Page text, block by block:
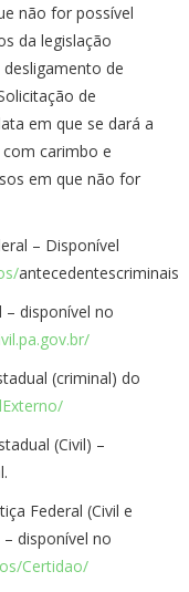
não for possível
da legislação
de
de
em que se dará a
carimbo e
em que não for
– Disponível
antecedentescriminais
– disponível no
(criminal) do
(Civil) –
Federal (Civil e
– disponível no
Certidao/